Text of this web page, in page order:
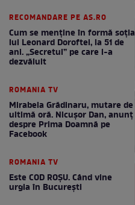
RECOMANDARE PE AS.RO
Cum se menţine în formă soţia
lui Leonard Doroftei, la 51 de
ani. „Secretul” pe care l-a
dezvăluit
ROMANIA TV
Mirabela Grădinaru, mutare de
ultimă oră. Nicuşor Dan, anunţ
despre Prima Doamnă pe
Facebook
ROMANIA TV
Este COD ROŞU. Când vine
urgia în Bucureşti